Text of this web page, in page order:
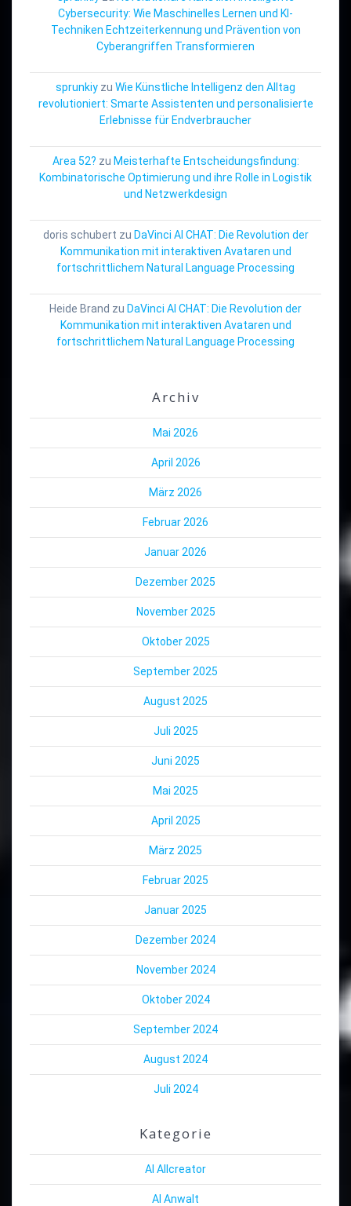
Cybersecurity: Wie Maschinelles Lernen und KI-
Techniken Echtzeiterkennung und Prävention von
Cyberangriffen Transformieren
sprunkiy zu Wie Künstliche Intelligenz den Alltag
revolutioniert: Smarte Assistenten und personalisierte
Erlebnisse für Endverbraucher
Area 52? zu Meisterhafte Entscheidungsfindung:
Kombinatorische Optimierung und ihre Rolle in Logistik
und Netzwerkdesign
doris schubert zu DaVinci AI CHAT: Die Revolution der
Kommunikation mit interaktiven Avataren und
fortschrittlichem Natural Language Processing
Heide Brand zu DaVinci AI CHAT: Die Revolution der
Kommunikation mit interaktiven Avataren und
fortschrittlichem Natural Language Processing
Archiv
Mai 2026
April 2026
März 2026
Februar 2026
Januar 2026
Dezember 2025
November 2025
Oktober 2025
September 2025
August 2025
Juli 2025
Juni 2025
Mai 2025
April 2025
März 2025
Februar 2025
Januar 2025
Dezember 2024
November 2024
Oktober 2024
September 2024
August 2024
Juli 2024
Kategorie
AI Allcreator
AI Anwalt